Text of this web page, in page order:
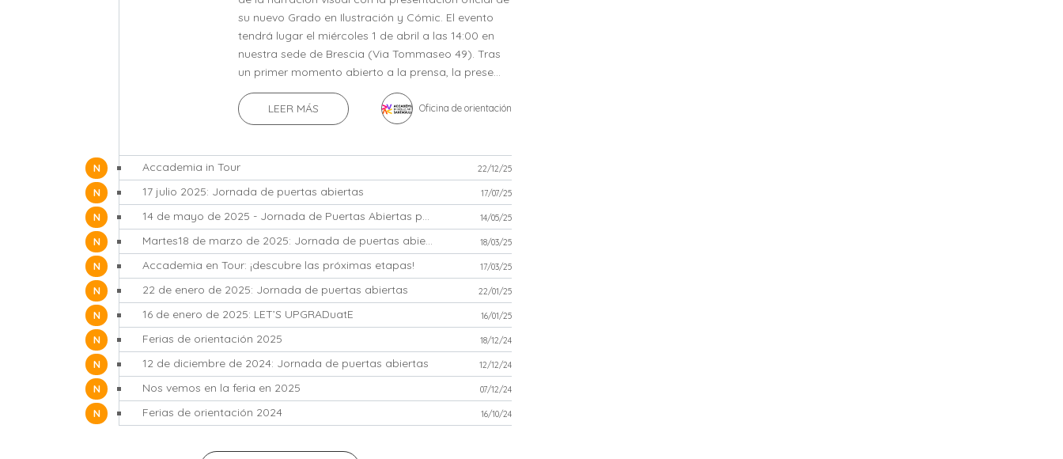
su nuevo Grado en Ilustración y Cómic. El evento
tendrá lugar el miércoles 1 de abril a las 14:00 en
nuestra sede de Brescia (Via Tommaseo 49). Tras
un primer momento abierto a la prensa, la prese...
LEER MÁS Oficina de orientación
NOTICIAS Accademia in Tour 22/12/25
NOTICIAS 17 julio 2025: Jornada de puertas abiertas 17/07/25
NOTICIAS 14 de mayo de 2025 - Jornada de Puertas Abiertas para Estudiantes Internacionales 14/05/25
NOTICIAS Martes18 de marzo de 2025: Jornada de puertas abiertas 18/03/25
NOTICIAS Accademia en Tour: ¡descubre las próximas etapas! 17/03/25
NOTICIAS 22 de enero de 2025: Jornada de puertas abiertas 22/01/25
NOTICIAS 16 de enero de 2025: LET’S UPGRADuatE 16/01/25
NOTICIAS Ferias de orientación 2025 18/12/24
NOTICIAS 12 de diciembre de 2024: Jornada de puertas abiertas 12/12/24
NOTICIAS Nos vemos en la feria en 2025 07/12/24
NOTICIAS Ferias de orientación 2024 16/10/24